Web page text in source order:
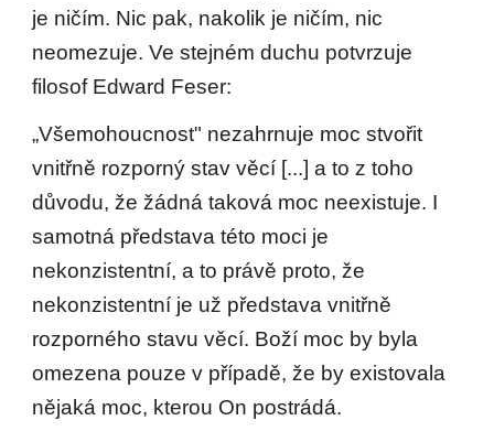
je ničím. Nic pak, nakolik je ničím, nic
neomezuje. Ve stejném duchu potvrzuje
filosof Edward Feser:
„Všemohoucnost" nezahrnuje moc stvořit
vnitřně rozporný stav věcí [...] a to z toho
důvodu, že žádná taková moc neexistuje. I
samotná představa této moci je
nekonzistentní, a to právě proto, že
nekonzistentní je už představa vnitřně
rozporného stavu věcí. Boží moc by byla
omezena pouze v případě, že by existovala
nějaká moc, kterou On postrádá.